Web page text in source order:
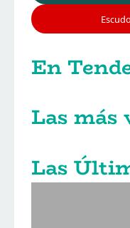
En
Las más
Las